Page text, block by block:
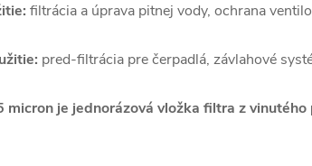
filtrácia a úprava pitnej vody, ochrana
pred-filtrácia pre čerpadlá, závlahové
micron je jednorázová vložka filtra z